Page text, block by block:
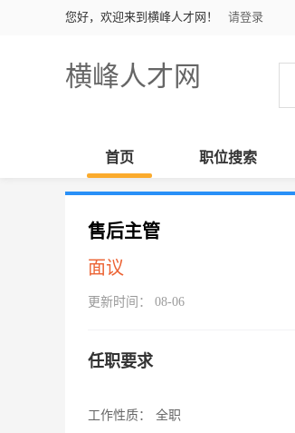
您好，欢迎来到横峰人才网！ 请登录
横峰人才网
首页 职位搜索
售后主管
面议
更新时间： 08-06
任职要求
工作性质：
全职